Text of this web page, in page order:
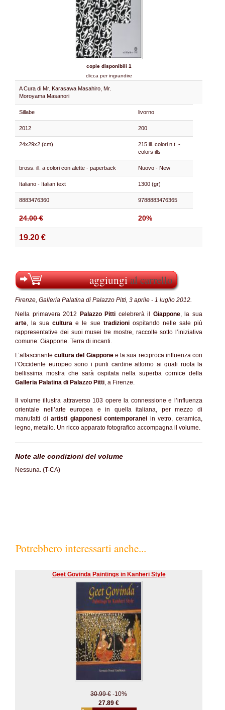
copie disponibili 1
clicca per ingrandire
A Cura di Mr. Karasawa Masahiro, Mr.
Moroyama Masanori
Sillabe livorno
2012 200
24x29x2 (cm)
215 ill. colori n.t. -
colors ills
bross. ill. a colori con alette - paperback Nuovo - New
Italiano - Italian text 1300 (gr)
8883476360 9788883476365
24.00 € 20%
19.20 €
aggiungial carrello
Firenze, Galleria Palatina di Palazzo Pitti, 3 aprile - 1 luglio 2012.
Nella primavera 2012
Palazzo Pitti celebrerà il Giappone, la sua
arte, la suacultura e le sue tradizioniospitando nelle sale più
rappresentative dei suoi musei tre mostre, raccolte sotto l’iniziativa
comune: Giappone. Terra di incanti.
L’affascinantecultura del Giapponee la sua reciproca influenza con
l’Occidente europeo sono i punti cardine attorno ai quali ruota la
bellissima mostra che sarà ospitata nella superba cornice della
Galleria Palatina di Palazzo Pitti, a Firenze.
Il volume illustra attraverso 103 opere la connessione e l’influenza
orientale nell’arte europea e in quella italiana, per mezzo di
manufatti diartisti giapponesi contemporanei in vetro, ceramica,
legno, metallo. Un ricco apparato fotografico accompagna il volume.
Note alle condizioni del volume
Nessuna. (T-CA)
Potrebbero interessarti anche...
Geet Govinda Paintings in Kanheri Style
30.99 € -10%
27.89 €